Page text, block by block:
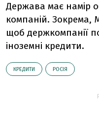
Держава має намір
компаній. Зокрема,
щоб держкомпанії
іноземні кредити.
КРЕДИТИ РОСІЯ